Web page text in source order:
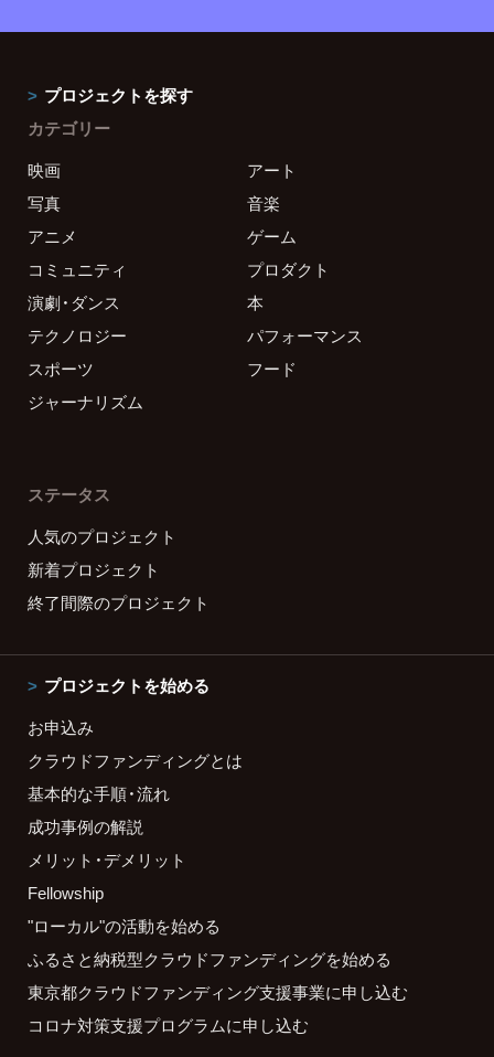
プロジェクトを探す
カテゴリー
映画
アート
写真
音楽
アニメ
ゲーム
コミュニティ
プロダクト
演劇・ダンス
本
テクノロジー
パフォーマンス
スポーツ
フード
ジャーナリズム
ステータス
人気のプロジェクト
新着プロジェクト
終了間際のプロジェクト
プロジェクトを始める
お申込み
クラウドファンディングとは
基本的な手順・流れ
成功事例の解説
メリット・デメリット
Fellowship
"ローカル"の活動を始める
ふるさと納税型クラウドファンディングを始める
東京都クラウドファンディング支援事業に申し込む
コロナ対策支援プログラムに申し込む